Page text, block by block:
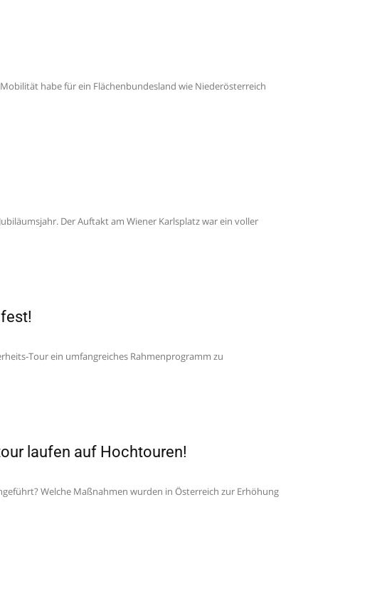
habe für ein Flächenbundesland wie Niederösterreich
Der Auftakt am Wiener Karlsplatz war ein voller
Tour ein umfangreiches Rahmenprogramm zu
laufen auf Hochtouren!
Welche Maßnahmen wurden in Österreich zur Erhöhung